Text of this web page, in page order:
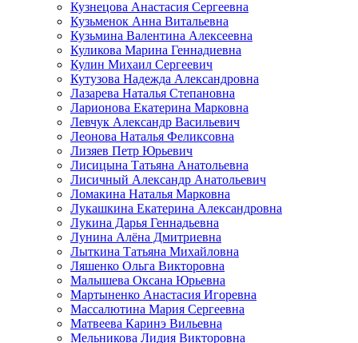
Кузнецова Анастасия Сергеевна
Кузьменок Анна Витальевна
Кузьмина Валентина Алексеевна
Куликова Марина Геннадиевна
Кулин Михаил Сергеевич
Кутузова Надежда Александровна
Лазарева Наталья Степановна
Ларионова Екатерина Марковна
Левчук Александр Васильевич
Леонова Наталья Феликсовна
Лизяев Петр Юрьевич
Лисицына Татьяна Анатольевна
Лисичный Александр Анатольевич
Ломакина Наталья Марковна
Лукашкина Екатерина Александровна
Лукина Дарья Геннадьевна
Лунина Алёна Дмитриевна
Лыткина Татьяна Михайловна
Ляшенко Ольга Викторовна
Малышева Оксана Юрьевна
Мартыненко Анастасия Игоревна
Массалютина Мария Сергеевна
Матвеева Каринэ Вильевна
Мельникова Лидия Викторовна